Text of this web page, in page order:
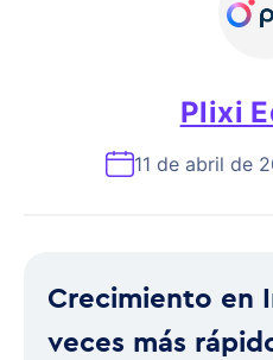
Plixi
11 de abril de
Crecimiento en
veces más